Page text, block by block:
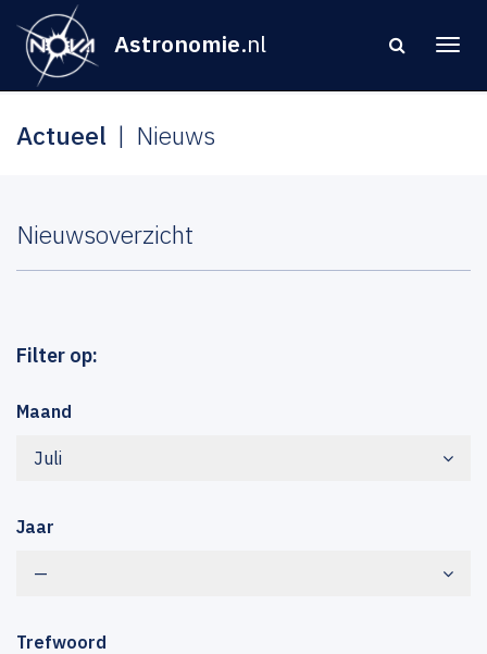
Astronomie.nl
Actueel Nieuws
Nieuwsoverzicht
Filter op:
Maand
Juli
Jaar
—
Trefwoord